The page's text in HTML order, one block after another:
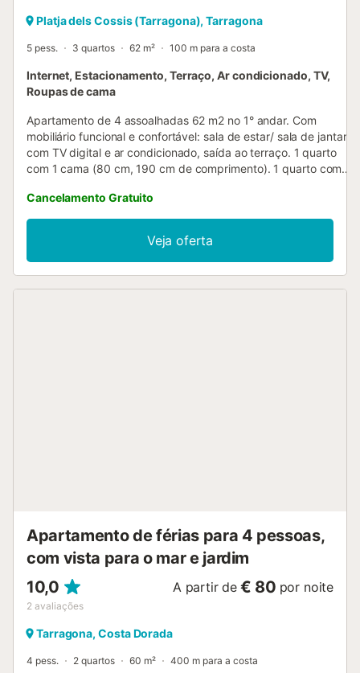
Platja dels Cossis (Tarragona), Tarragona
5 pess. 3 quartos 62 m² 100 m para a costa
Internet, Estacionamento, Terraço, Ar condicionado, TV,
Roupas de cama
Apartamento de 4 assoalhadas 62 m2 no 1° andar. Com
mobiliário funcional e confortável: sala de estar/ sala de jantar
com TV digital e ar condicionado, saída ao terraço. 1 quarto
com 1 cama (80 cm, 190 cm de comprimento). 1 quarto com 2
cama (150 cm, 190 cm de comprimento). Cozinha (forno,
Máquina de lavar loiçã, microondas, congelador). Duche/WC.
Calefação a gás. Terraço 5 m2. Móveis de terraço. Vista ao
mar. O alojamento dispõe de: máquina de lavar a roupa, ferro
de passar roupa. Internet (Sem fio/ Wireless LAN [WLAN],
Cancelamento Gratuito
Veja oferta
Apartamento de férias para 4 pessoas,
com vista para o mar e jardim
10,0
2 avaliações
A partir de € 80 por noite
Tarragona, Costa Dorada
4 pess. 2 quartos 60 m² 400 m para a costa